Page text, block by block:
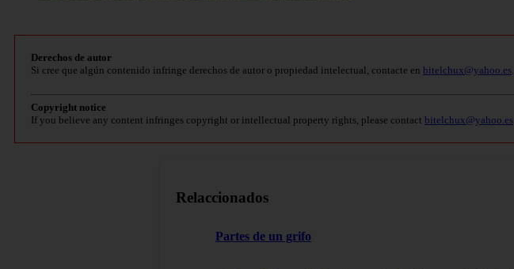
Derechos de autor
Si cree que algún contenido infringe derechos de autor o propiedad intelectual, contacte en bitelchux@yahoo.es
Copyright notice
If you believe any content infringes copyright or intellectual property rights, please contact bitelchux@yahoo.es
Relaccionados
Partes de un grifo